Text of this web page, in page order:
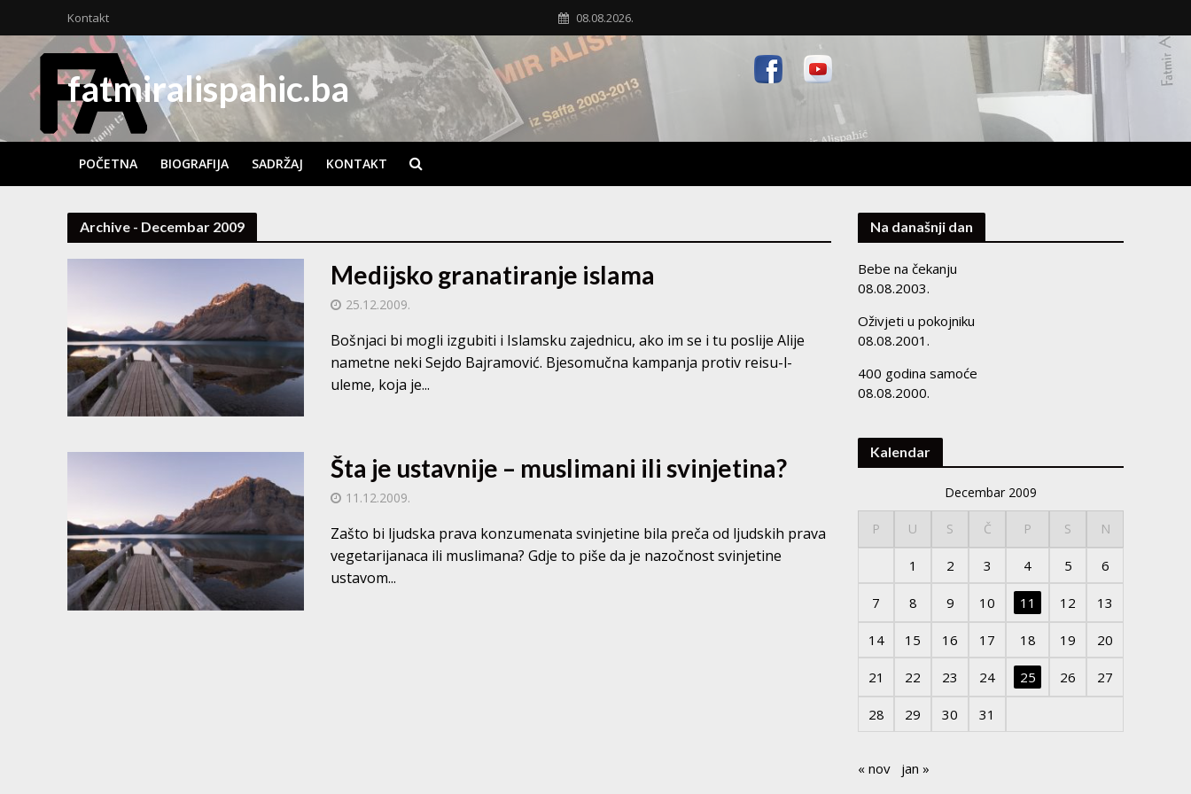
Kontakt 08.08.2026.
fatmiralispahic.ba
POČETNA BIOGRAFIJA SADRŽAJ KONTAKT
Archive - Decembar 2009
Medijsko granatiranje islama
25.12.2009.
Bošnjaci bi mogli izgubiti i Islamsku zajednicu, ako im se i tu poslije Alije
nametne neki Sejdo Bajramović. Bjesomučna kampanja protiv reisu-l-
uleme, koja je...
Šta je ustavnije – muslimani ili svinjetina?
11.12.2009.
Zašto bi ljudska prava konzumenata svinjetine bila preča od ljudskih prava
vegetarijanaca ili muslimana? Gdje to piše da je nazočnost svinjetine
ustavom...
Na današnji dan
Bebe na čekanju
08.08.2003.
Oživjeti u pokojniku
08.08.2001.
400 godina samoće
08.08.2000.
Kalendar
Decembar 2009
P U S Č P S N
1 2 3 4 5 6
7 8 9 10 11 12 13
14 15 16 17 18 19 20
21 22 23 24 25 26 27
28 29 30 31
« nov jan »